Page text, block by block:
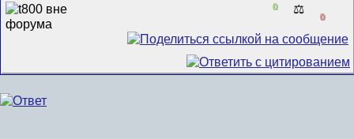
0 ⚖️
0